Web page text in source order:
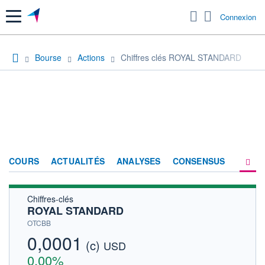
Menu Connexion
Bourse Actions Chiffres clés ROYAL STANDARD
COURS ACTUALITÉS ANALYSES CONSENSUS
Chiffres-clés
ROYAL STANDARD
OTCBB
0,0001 (c) USD
0,00%